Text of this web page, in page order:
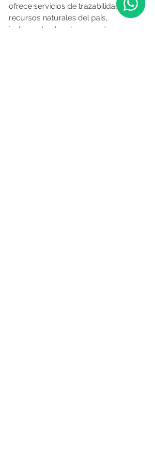
ofrece servicios de trazabilidad de los
recursos naturales del país,
incluyendo el carbono azul,